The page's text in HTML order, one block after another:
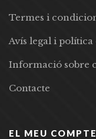
Termes i
Avís legal i
Informació sobre
Contacte
EL MEU COMPTE